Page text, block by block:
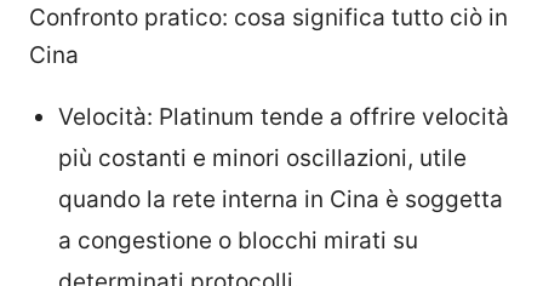
Confronto pratico: cosa significa tutto ciò in
Cina
Velocità: Platinum tende a offrire velocità
più costanti e minori oscillazioni, utile
quando la rete interna in Cina è soggetta
a congestione o blocchi mirati su